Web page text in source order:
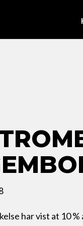
har vist at 10